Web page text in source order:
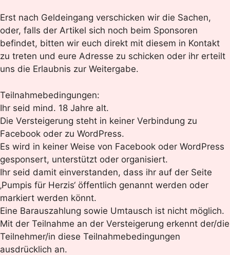
Erst nach Geldeingang verschicken wir die Sachen,
oder, falls der Artikel sich noch beim Sponsoren
befindet, bitten wir euch direkt mit diesem in Kontakt
zu treten und eure Adresse zu schicken oder ihr erteilt
uns die Erlaubnis zur Weitergabe.
Teilnahmebedingungen:
Ihr seid mind. 18 Jahre alt.
Die Versteigerung steht in keiner Verbindung zu
Facebook oder zu WordPress.
Es wird in keiner Weise von Facebook oder WordPress
gesponsert, unterstützt oder organisiert.
Ihr seid damit einverstanden, dass ihr auf der Seite
‚Pumpis für Herzis‘ öffentlich genannt werden oder
markiert werden könnt.
Eine Barauszahlung sowie Umtausch ist nicht möglich.
Mit der Teilnahme an der Versteigerung erkennt der/die
Teilnehmer/in diese Teilnahmebedingungen
ausdrücklich an.